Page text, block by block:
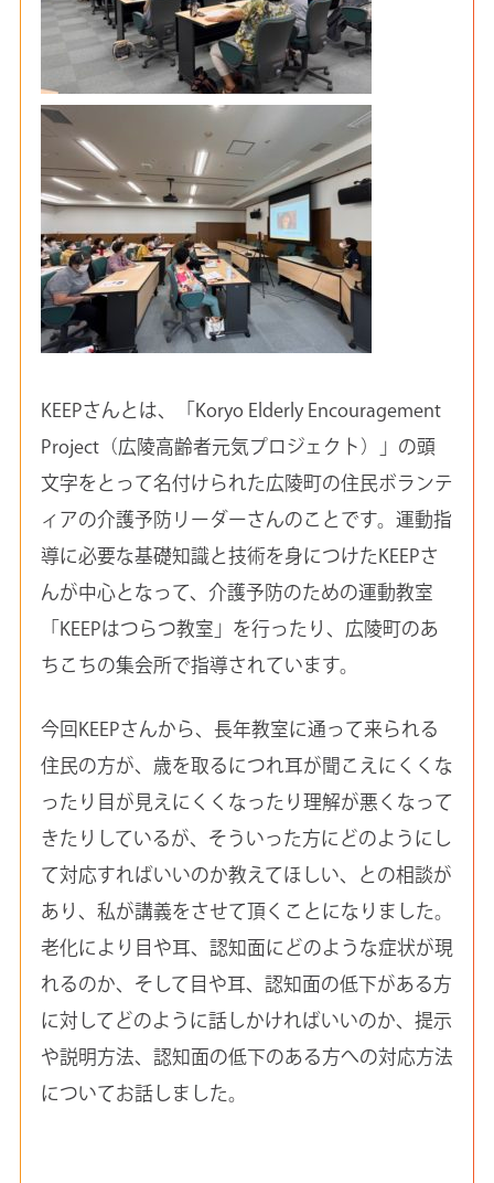
KEEPさんとは、「Koryo Elderly Encouragement
Project（広陵高齢者元気プロジェクト）」の頭
文字をとって名付けられた広陵町の住民ボランテ
ィアの介護予防リーダーさんのことです。運動指
導に必要な基礎知識と技術を身につけたKEEPさ
んが中心となって、介護予防のための運動教室
「KEEPはつらつ教室」を行ったり、広陵町のあ
ちこちの集会所で指導されています。
今回KEEPさんから、長年教室に通って来られる
住民の方が、歳を取るにつれ耳が聞こえにくくな
ったり目が見えにくくなったり理解が悪くなって
きたりしているが、そういった方にどのようにし
て対応すればいいのか教えてほしい、との相談が
あり、私が講義をさせて頂くことになりました。
老化により目や耳、認知面にどのような症状が現
れるのか、そして目や耳、認知面の低下がある方
に対してどのように話しかければいいのか、提示
や説明方法、認知面の低下のある方への対応方法
についてお話しました。